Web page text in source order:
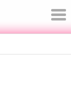
T
o
g